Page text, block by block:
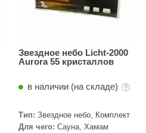
Звездное небо Licht-2000
Aurora 55 кристаллов
в наличии (на складе)
Тип: Звездное небо, Комплект
Для чего: Сауна, Хамам